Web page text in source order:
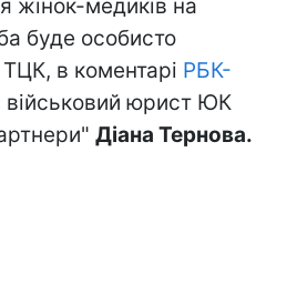
жінок-медиків на
буде особисто
в коментарі РБК-
військовий юрист ЮК
Діана Тернова.